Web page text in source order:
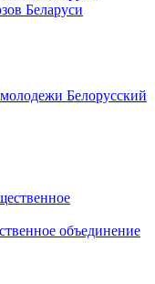
Беларуси
Белорусский
объединение